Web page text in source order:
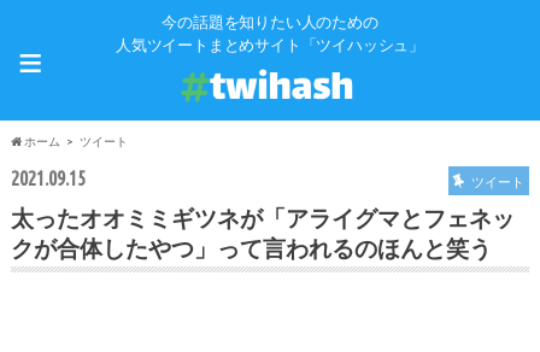
今の話題を知りたい人のための
人気ツイートまとめサイト「ツイハッシュ」
≡
ホーム ツイート
2021.09.15 ツイート
太ったオオミミギツネが「アライグマとフェネッ
クが合体したやつ」って言われるのほんと笑う